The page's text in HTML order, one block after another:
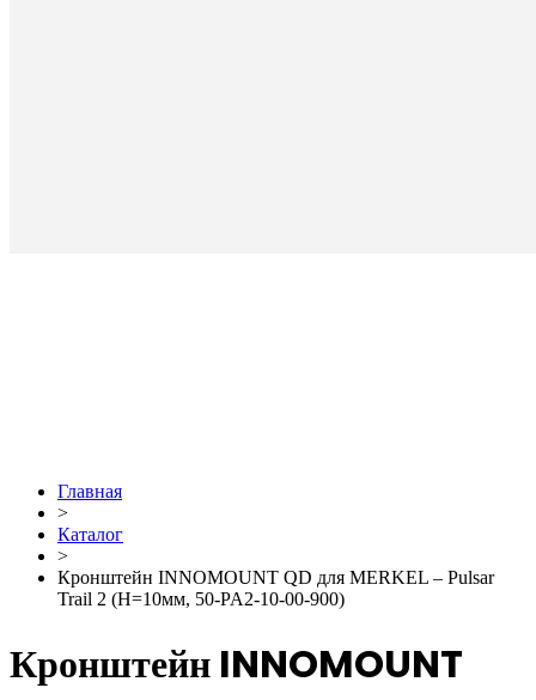
Главная
>
Каталог
>
Кронштейн INNOMOUNT QD для MERKEL – Pulsar
Trail 2 (H=10мм, 50-PA2-10-00-900)
Кронштейн INNOMOUNT